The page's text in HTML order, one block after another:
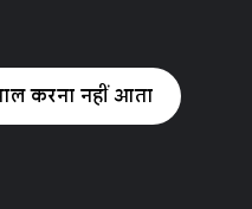
करना नहीं आता